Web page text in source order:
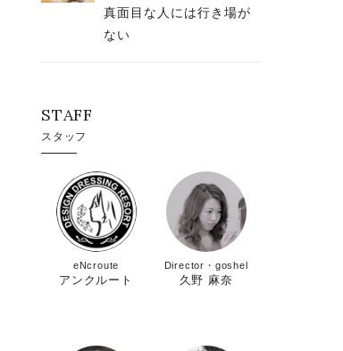
真面目な人には行き場が
ない
STAFF
スタッフ
eNcroute
アンクルート
Director・goshel
久野 麻奈